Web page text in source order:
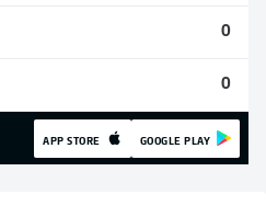
0
0
APP STORE GOOGLE PLAY